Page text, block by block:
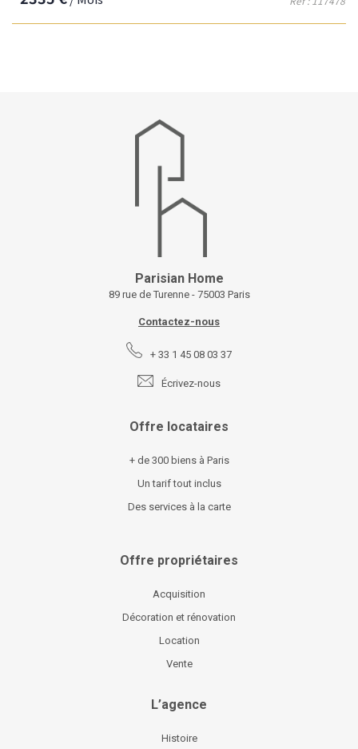
Parisian Home
89 rue de Turenne - 75003 Paris
Contactez-nous
+ 33 1 45 08 03 37
Écrivez-nous
Offre locataires
+ de 300 biens à Paris
Un tarif tout inclus
Des services à la carte
Offre propriétaires
Acquisition
Décoration et rénovation
Location
Vente
L’agence
Histoire